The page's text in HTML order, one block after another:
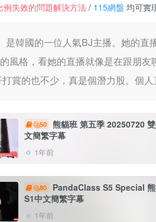
例失效的問題解決方法 / 115網盤 均可實
韓國的一位人氣BJ主播。她的
風格，看她的直播就像是在跟朋友
賞的也不少，真是個潛力股。個
50
熊貓班 第五季 20250720
文簡繁字幕
1年前
80
PandaClass S5 Special
S1中文簡繁字幕
1年前